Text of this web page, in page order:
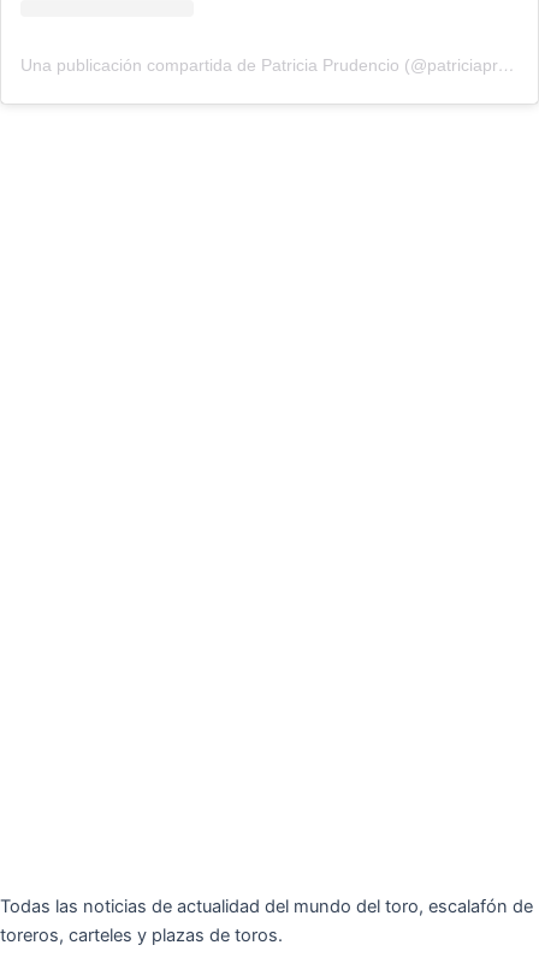
Una publicación compartida de Patricia Prudencio (@patriciaprudencio98)
Todas las noticias de actualidad del mundo del toro, escalafón de
toreros, carteles y plazas de toros.